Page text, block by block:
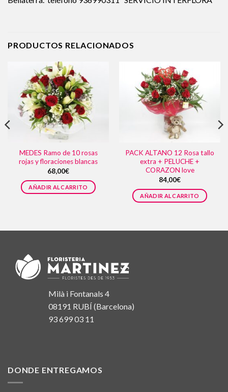
PRODUCTOS RELACIONADOS
MEDES Ramo de 10 rosas
rojas y floraciones blancas
68,00€
AÑADIR AL CARRITO
PACK ALTANO 12 Rosa tallo
extra + PELUCHE +
CORAZON love
84,00€
AÑADIR AL CARRITO
Milà i Fontanals 4
08191 RUBÍ (Barcelona)
93 699 03 11
DONDE ENTREGAMOS